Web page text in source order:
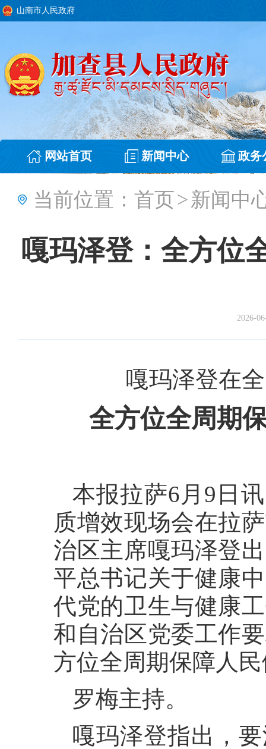
山南市人民政府
网站首页 新闻中心 政务
当前位置： 首页>新闻中
嘎玛泽登：全方位
2026-
嘎玛泽登在
全方位全周期
本报拉萨6月9日
质增效现场会在拉
治区主席嘎玛泽登
平总书记关于健康
代党的卫生与健康
和自治区党委工作
方位全周期保障人
罗梅主持。
嘎玛泽登指出，